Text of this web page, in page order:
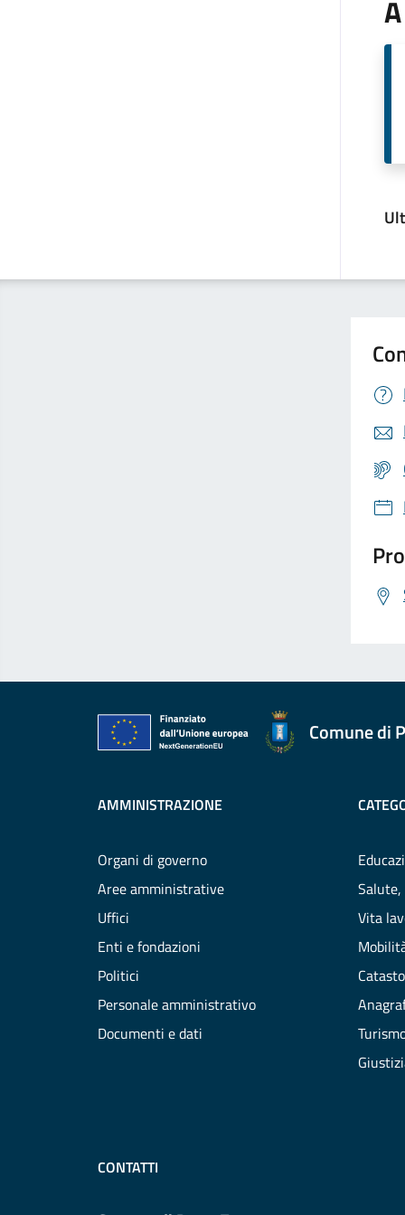
Comune di
AMMINISTRAZIONE
Organi di governo
Aree amministrative
Uffici
Enti e fondazioni
Politici
Personale amministrativo
Documenti e dati
Salute,
Vita
CONTATTI